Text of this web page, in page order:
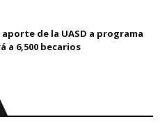
de la UASD a programa
a 6,500 becarios